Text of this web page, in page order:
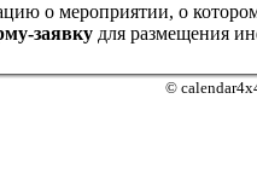
о мероприятии, о
заявкудля размещения
©